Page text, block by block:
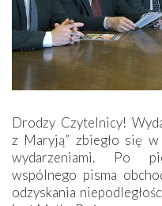
Drodzy Czytelnicy!
z Maryją” zbiegło się
wydarzeniami. Po
wspólnego pisma
odzyskania